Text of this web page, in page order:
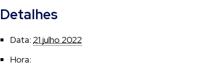
Detalhes
Data: 21 julho 2022
Hora: